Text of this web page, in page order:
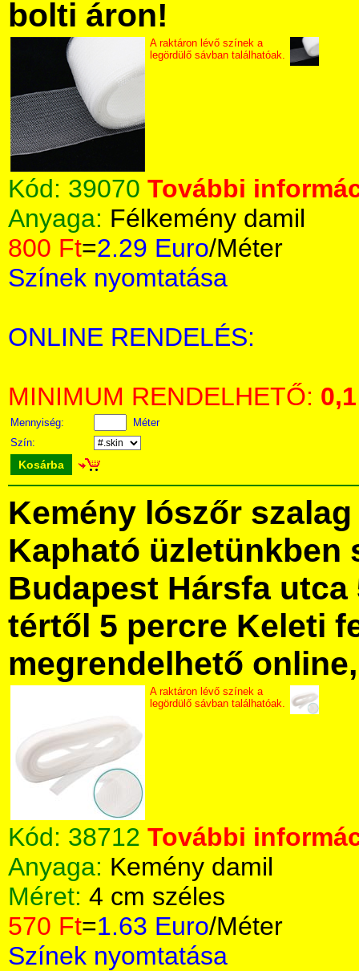
bolti áron!
A raktáron lévő színek a
legördülő sávban találhatóak.
Kód: 39070 További
Anyaga: Félkemény damil
800 Ft=2.29 Euro/Méter
Színek nyomtatása
ONLINE RENDELÉS:
MINIMUM RENDELHETŐ: 0,1
Mennyiség:
Méter
Szín:
Kosárba
Kemény lószőr
Kapható üzletünkben
Budapest Hársfa utca
tértől 5 percre Keleti
megrendelhető
A raktáron lévő színek a
legördülő sávban találhatóak.
Kód: 38712 További
Anyaga: Kemény damil
Méret: 4 cm széles
570 Ft=1.63 Euro/Méter
Színek nyomtatása